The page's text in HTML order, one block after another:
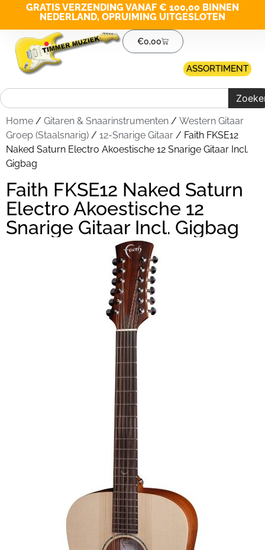
GRATIS VERZENDING VANAF € 100,00 BINNEN
NEDERLAND, OPRUIMING UITGESLOTEN
€0,00
ASSORTIMENT
Home / Gitaren & Snaarinstrumenten / Western Gitaar
Groep (Staalsnarig) / 12-Snarige Gitaar / Faith FKSE12
Naked Saturn Electro Akoestische 12 Snarige Gitaar Incl.
Gigbag
Faith FKSE12 Naked Saturn
Electro Akoestische 12
Snarige Gitaar Incl. Gigbag